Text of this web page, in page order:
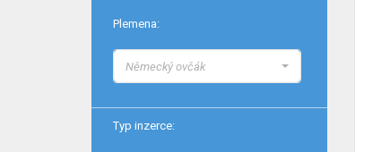
Plemena:
Německý ovčák
Typ inzerce: